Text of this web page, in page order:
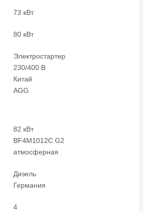
73 кВт
80 кВт
Электростартер
230/400 В
Китай
AGG
82 кВт
BF4M1012C G2
атмосферная
Дизель
Германия
4